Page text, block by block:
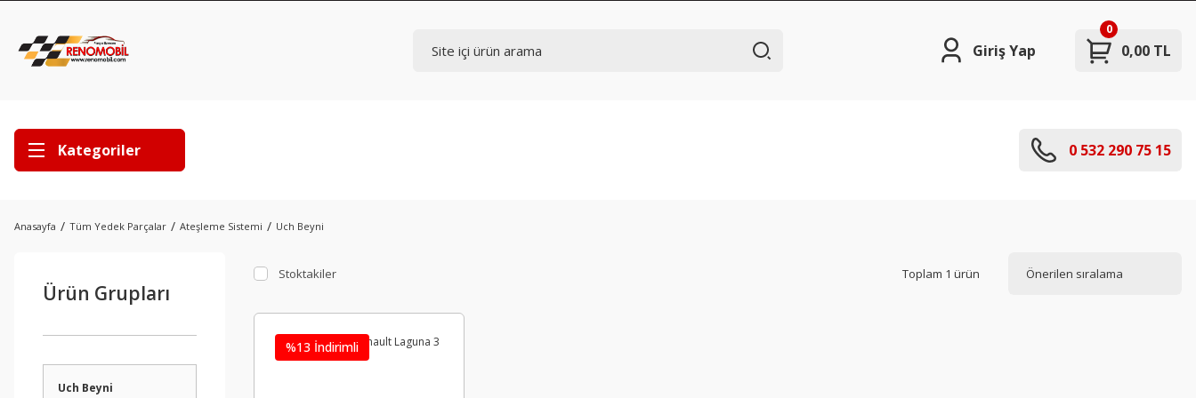
Giriş Yap 0,00 TL
0
Kategoriler 0 532 290 75 15
Anasayfa Tüm Yedek Parçalar Ateşleme Sistemi Uch Beyni
Ürün Grupları
Uch Beyni
Stoktakiler Toplam 1 ürün
%13 İndirimli